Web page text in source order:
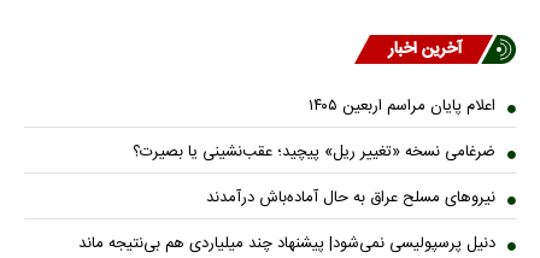
آخرین اخبار
اعلام پایان مراسم اربعین ۱۴۰۵
ضرغامی نسخه «تغییر ریل» پیچید؛ عقب‌نشینی یا بصیرت؟
نیروهای مسلح عراق به حال آماده‌باش درآمدند
دنیل پرسپولیسی نمی‌شود| پیشنهاد چند میلیاردی هم بی‌نتیجه ماند